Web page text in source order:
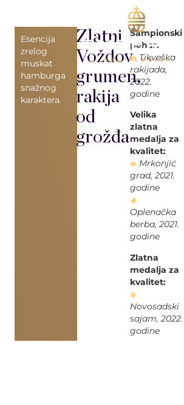
Esencija
zrelog
muskat
hamburga
snažnog
karaktera.
Zlatni
Voždov
grumen,
rakija
od
grožđa
Šampionski
pehar:
◆ Tikveška
rakijada,
2022.
godine
Velika
zlatna
medalja za
kvalitet:
◆ Mrkonjić
grad, 2021.
godine
◆
Oplenačka
berba, 2021.
godine
Zlatna
medalja za
kvalitet:
◆
Novosadski
sajam, 2022.
godine